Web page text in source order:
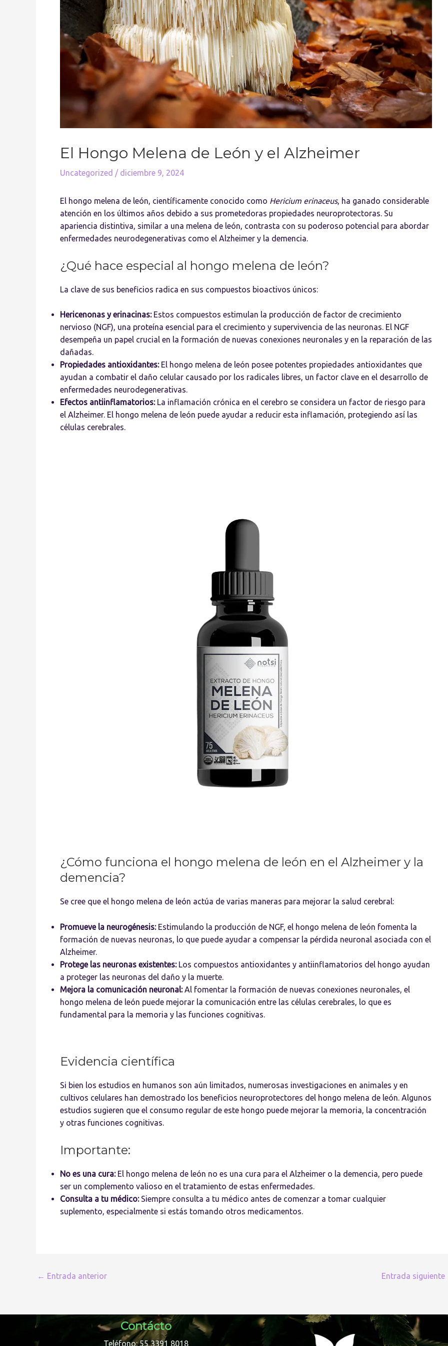
El Hongo Melena de León y el Alzheimer
Uncategorized / diciembre 9, 2024
El hongo melena de león, científicamente conocido como Hericium erinaceus, ha ganado considerable
atención en los últimos años debido a sus prometedoras propiedades neuroprotectoras. Su
apariencia distintiva, similar a una melena de león, contrasta con su poderoso potencial para abordar
enfermedades neurodegenerativas como el Alzheimer y la demencia.
¿Qué hace especial al hongo melena de león?
La clave de sus beneficios radica en sus compuestos bioactivos únicos:
Hericenonas y erinacinas:Estos compuestos estimulan la producción de factor de crecimiento
nervioso (NGF), una proteína esencial para el crecimiento y supervivencia de las neuronas. El NGF
desempeña un papel crucial en la formación de nuevas conexiones neuronales y en la reparación de las
dañadas.
Propiedades antioxidantes:El hongo melena de león posee potentes propiedades antioxidantes que
ayudan a combatir el daño celular causado por los radicales libres, un factor clave en el desarrollo de
enfermedades neurodegenerativas.
Efectos antiinflamatorios:La inflamación crónica en el cerebro se considera un factor de riesgo para
el Alzheimer. El hongo melena de león puede ayudar a reducir esta inflamación, protegiendo así las
células cerebrales.
¿Cómo funciona el hongo melena de león en el Alzheimer y la
demencia?
Se cree que el hongo melena de león actúa de varias maneras para mejorar la salud cerebral:
Promueve la neurogénesis:Estimulando la producción de NGF, el hongo melena de león fomenta la
formación de nuevas neuronas, lo que puede ayudar a compensar la pérdida neuronal asociada con el
Alzheimer.
Protege las neuronas existentes:Los compuestos antioxidantes y antiinflamatorios del hongo ayudan
a proteger las neuronas del daño y la muerte.
Mejora la comunicación neuronal:Al fomentar la formación de nuevas conexiones neuronales, el
hongo melena de león puede mejorar la comunicación entre las células cerebrales, lo que es
fundamental para la memoria y las funciones cognitivas.
Evidencia científica
Si bien los estudios en humanos son aún limitados, numerosas investigaciones en animales y en
cultivos celulares han demostrado los beneficios neuroprotectores del hongo melena de león. Algunos
estudios sugieren que el consumo regular de este hongo puede mejorar la memoria, la concentración
y otras funciones cognitivas.
Importante:
No es una cura:El hongo melena de león no es una cura para el Alzheimer o la demencia, pero puede
ser un complemento valioso en el tratamiento de estas enfermedades.
Consulta a tu médico:Siempre consulta a tu médico antes de comenzar a tomar cualquier
suplemento, especialmente si estás tomando otros medicamentos.
← Entrada anterior Entrada siguiente
Contácto
Teléfono: 55 3391 8018